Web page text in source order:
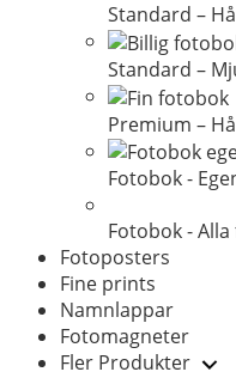
Standard –
Standard –
Premium –
Fotobok -
Fotobok -
Fotoposters
Fine prints
Namnlappar
Fotomagneter
Fler Produkter